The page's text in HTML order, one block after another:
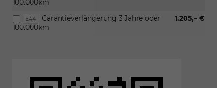
100.000km
EA4 1.205,– €
Garantieverlängerung 3 Jahre oder
100.000km